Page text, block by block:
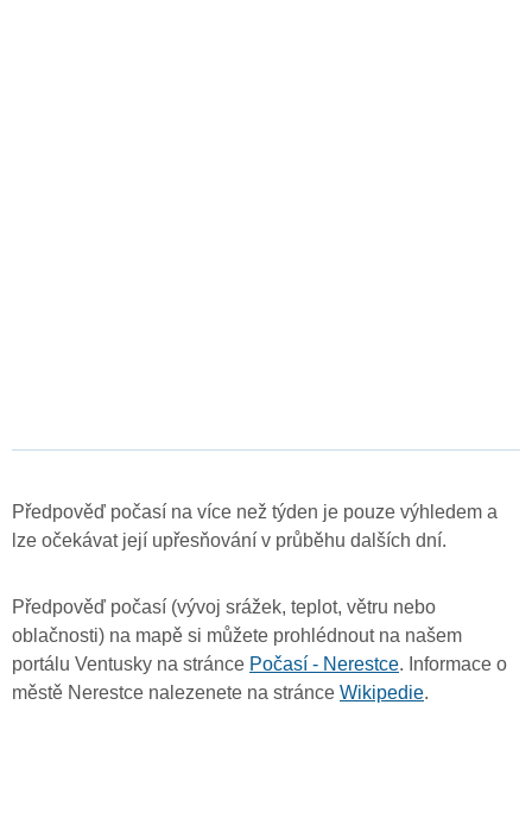
Předpověď počasí na více než týden je pouze výhledem a
lze očekávat její upřesňování v průběhu dalších dní.
Předpověď počasí (vývoj srážek, teplot, větru nebo
oblačnosti) na mapě si můžete prohlédnout na našem
portálu Ventusky na stránce Počasí - Nerestce. Informace o
městě Nerestce nalezenete na stránce Wikipedie.